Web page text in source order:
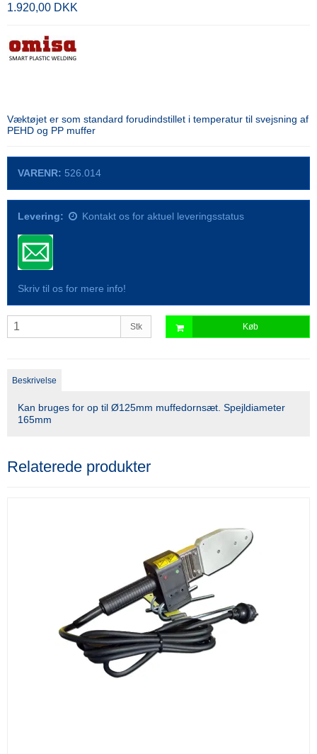
1.920,00 DKK
Væktøjet er som standard forudindstillet i temperatur til svejsning af
PEHD og PP muffer
VARENR: 526.014
Levering: Kontakt os for aktuel leveringsstatus
Skriv til os for mere info!
Stk Køb
Beskrivelse
Kan bruges for op til Ø125mm muffedornsæt. Spejldiameter
165mm
Relaterede produkter